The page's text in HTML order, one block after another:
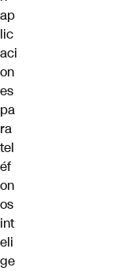
ap
lic
aci
on
es
pa
ra
tel
éf
on
os
int
eli
ge